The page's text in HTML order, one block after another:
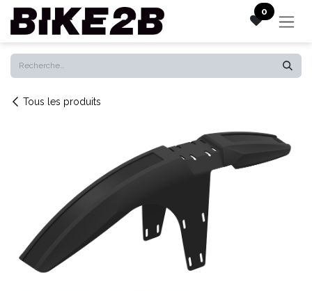
Se rendre au contenu 0
Tous les produits